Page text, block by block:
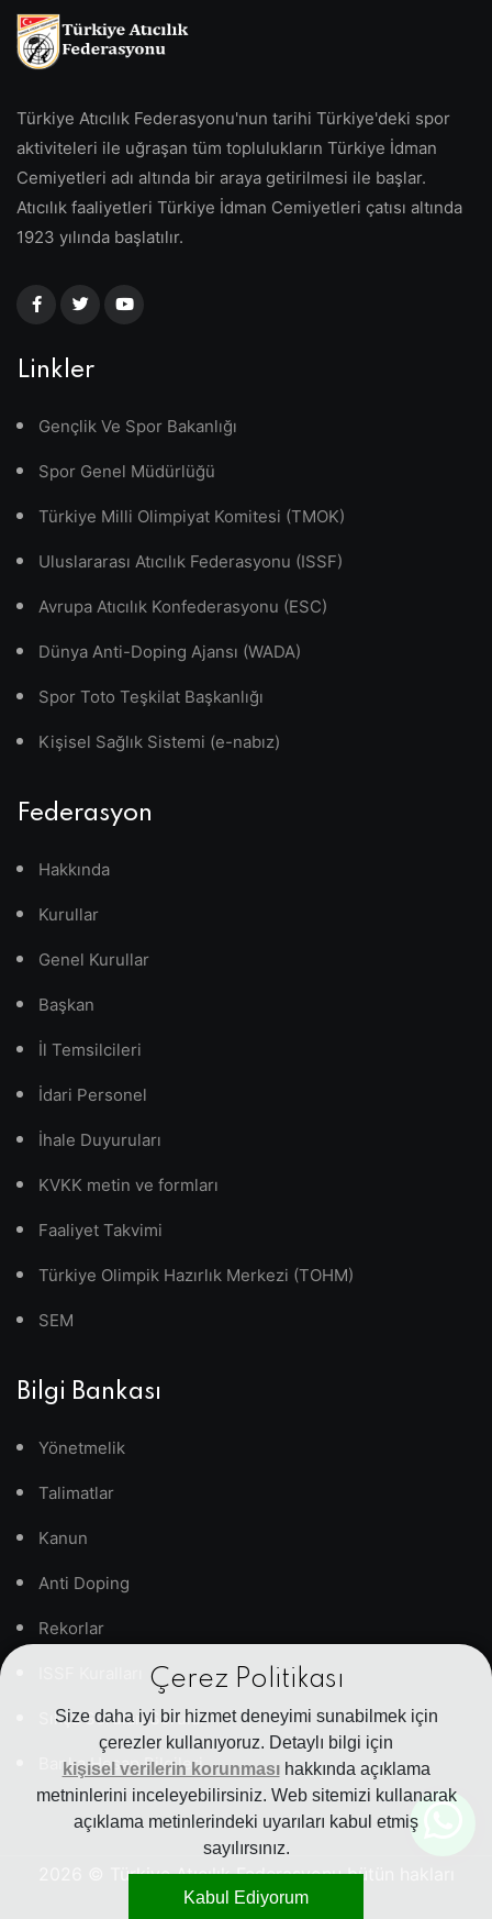
Çerez Politikası
Size daha iyi bir hizmet deneyimi sunabilmek için
çerezler kullanıyoruz. Detaylı bilgi için
kişisel verilerin korunmasıhakkında açıklama
metninlerini inceleyebilirsiniz. Web sitemizi kullanarak
açıklama metinlerindeki uyarıları kabul etmiş
sayılırsınız.
Kabul Ediyorum
Türkiye Atıcılık Federasyonu'nun tarihi Türkiye'deki spor
aktiviteleri ile uğraşan tüm toplulukların Türkiye İdman
Cemiyetleri adı altında bir araya getirilmesi ile başlar.
Atıcılık faaliyetleri Türkiye İdman Cemiyetleri çatısı altında
1923 yılında başlatılır.
Linkler
Gençlik Ve Spor Bakanlığı
Spor Genel Müdürlüğü
Türkiye Milli Olimpiyat Komitesi (TMOK)
Uluslararası Atıcılık Federasyonu (ISSF)
Avrupa Atıcılık Konfederasyonu (ESC)
Dünya Anti-Doping Ajansı (WADA)
Spor Toto Teşkilat Başkanlığı
Kişisel Sağlık Sistemi (e-nabız)
Federasyon
Hakkında
Kurullar
Genel Kurullar
Başkan
İl Temsilcileri
İdari Personel
İhale Duyuruları
KVKK metin ve formları
Faaliyet Takvimi
Türkiye Olimpik Hazırlık Merkezi (TOHM)
SEM
Bilgi Bankası
Yönetmelik
Talimatlar
Kanun
Anti Doping
Rekorlar
Sıkça Sorulan Sorular
Banka Hesap Bilgileri
© Türkiye Atıcılık Federasyonu bütün hakları
saklıdır.